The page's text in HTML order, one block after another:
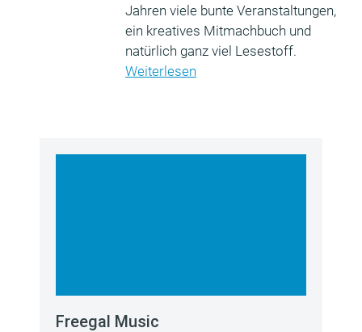
Jahren viele bunte Veranstaltungen,
ein kreatives Mitmachbuch und
natürlich ganz viel Lesestoff.
Weiterlesen
Freegal Music